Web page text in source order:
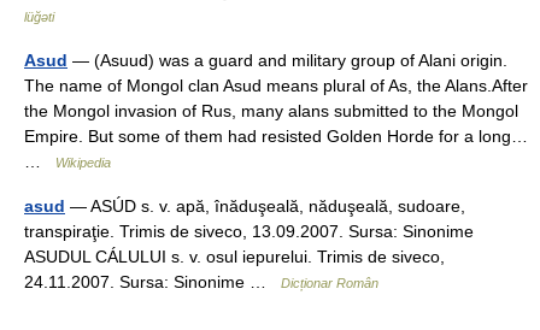
lüğəti
Asud — (Asuud) was a guard and military group of Alani origin.
The name of Mongol clan Asud means plural of As, the Alans.After
the Mongol invasion of Rus, many alans submitted to the Mongol
Empire. But some of them had resisted Golden Horde for a long…
Wikipedia
asud — ASÚD s. v. apă, înăduşeală, năduşeală, sudoare,
transpiraţie. Trimis de siveco, 13.09.2007. Sursa: Sinonime
ASUDUL CÁLULUI s. v. osul iepurelui. Trimis de siveco,
24.11.2007. Sursa: Sinonime …
Dicționar Român